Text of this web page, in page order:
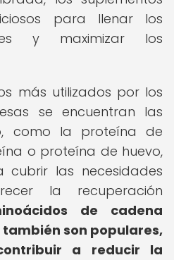
para llenar los
y maximizar los
más utilizados por los
se encuentran las
como la proteína de
o proteína de huevo,
cubrir las necesidades
la recuperación
de cadena
son populares,
a reducir la